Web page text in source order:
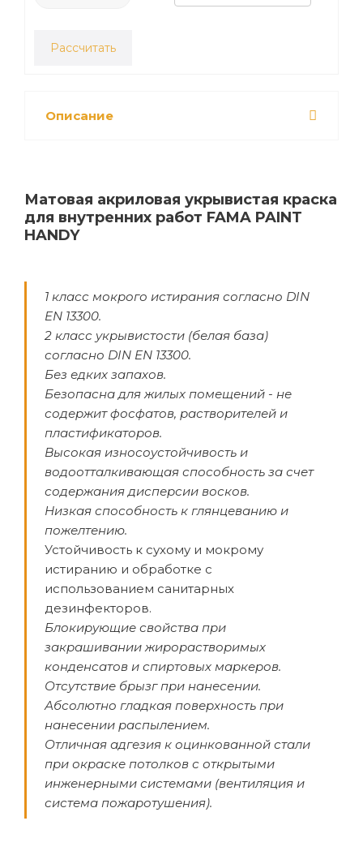
Рассчитать
Описание
Матовая акриловая укрывистая краска
для внутренних работ FAMA PAINT
HANDY
1 класс мокрого истирания согласно DIN
EN 13300.
2 класс укрывистости (белая база)
согласно DIN EN 13300.
Без едких запахов.
Безопасна для жилых помещений - не
содержит фосфатов, растворителей и
пластификаторов.
Высокая износоустойчивость и
водоотталкивающая способность за счет
содержания дисперсии восков.
Низкая способность к глянцеванию и
пожелтению.
Устойчивость к сухому и мокрому
истиранию и обработке с
использованием санитарных
дезинфекторов.
Блокирующие свойства при
закрашивании жирорастворимых
конденсатов и спиртовых маркеров.
Отсутствие брызг при нанесении.
Абсолютно гладкая поверхность при
нанесении распылением.
Отличная адгезия к оцинкованной стали
при окраске потолков с открытыми
инженерными системами (вентиляция и
система пожаротушения).